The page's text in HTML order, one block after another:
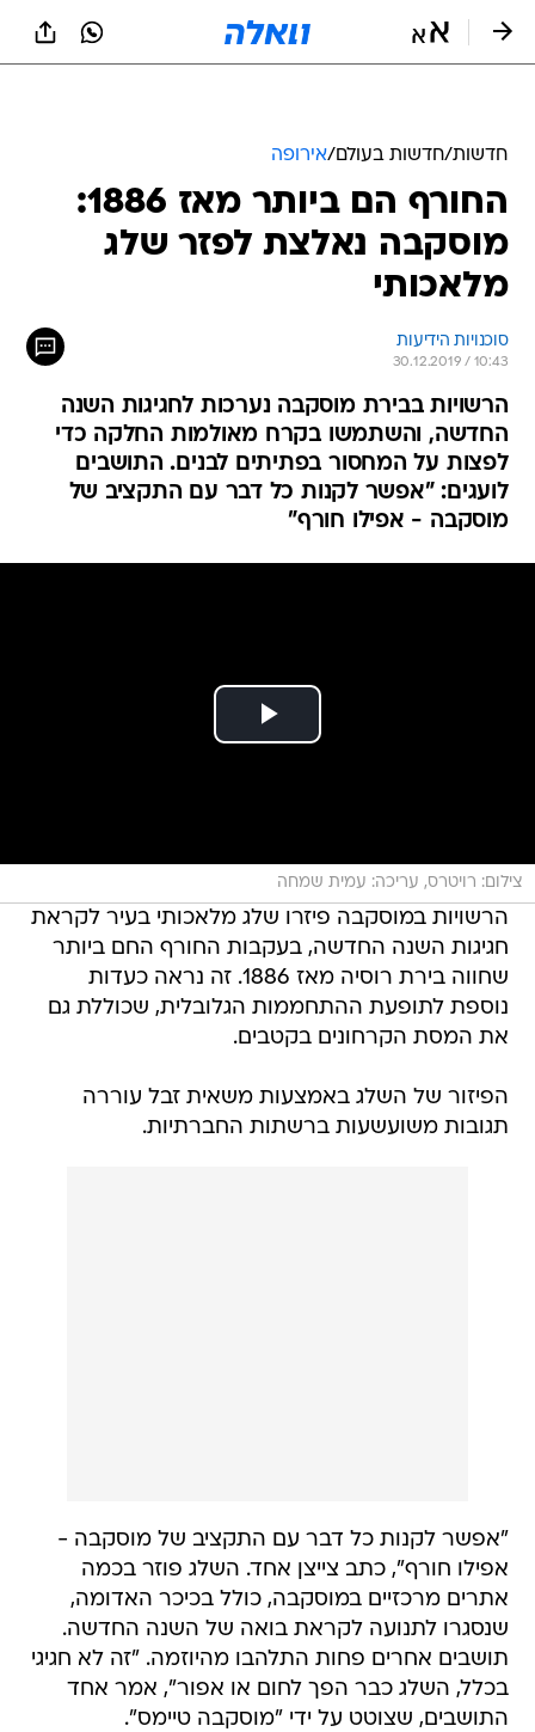
חדשות/חדשות בעולם/אירופה
החורף הם ביותר מאז 1886:
מוסקבה נאלצת לפזר שלג
מלאכותי
סוכנויות הידיעות
30.12.2019 / 10:43
הרשויות בבירת מוסקבה נערכות לחגיגות השנה
החדשה, והשתמשו בקרח מאולמות החלקה כדי
לפצות על המחסור בפתיתים לבנים. התושבים
לועגים: "אפשר לקנות כל דבר עם התקציב של
מוסקבה - אפילו חורף"
צילום: רויטרס, עריכה: עמית שמחה
הרשויות במוסקבה פיזרו שלג מלאכותי בעיר לקראת
חגיגות השנה החדשה, בעקבות החורף החם ביותר
שחווה בירת רוסיה מאז 1886. זה נראה כעדות
נוספת לתופעת ההתחממות הגלובלית, שכוללת גם
את המסת הקרחונים בקטבים.
הפיזור של השלג באמצעות משאית זבל עוררה
תגובות משועשעות ברשתות החברתיות.
"אפשר לקנות כל דבר עם התקציב של מוסקבה -
אפילו חורף", כתב צייצן אחד. השלג פוזר בכמה
אתרים מרכזיים במוסקבה, כולל בכיכר האדומה,
שנסגרו לתנועה לקראת בואה של השנה החדשה.
תושבים אחרים פחות התלהבו מהיוזמה. "זה לא חגיגי
בכלל, השלג כבר הפך לחום או אפור", אמר אחד
התושבים, שצוטט על ידי "מוסקבה טיימס".